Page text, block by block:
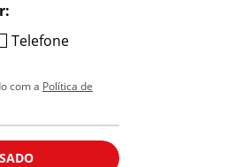
Telefone
com a Política de